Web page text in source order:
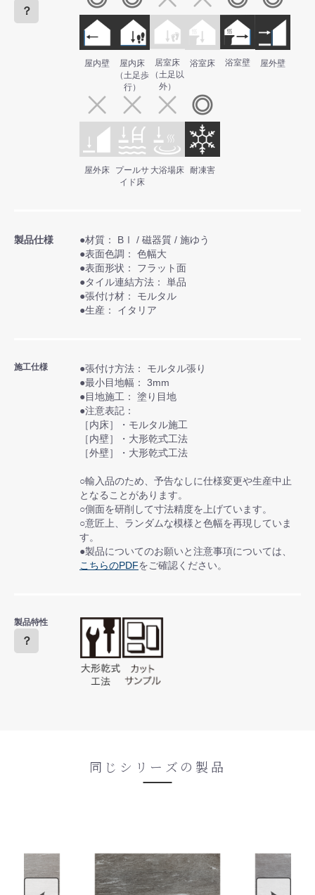
？
屋内壁
屋内床
（土足歩
行）
居室床
（土足以
外）
浴室床 浴室壁 屋外壁
屋外床
プールサ
イド床
大浴場床 耐凍害
製品仕様
●材質： BⅠ / 磁器質 / 施ゆう
●表面色調： 色幅大
●表面形状： フラット面
●タイル連結方法： 単品
●張付け材： モルタル
●生産： イタリア
施工仕様
●張付け方法： モルタル張り
●最小目地幅： 3mm
●目地施工： 塗り目地
●注意表記：
［内床］・モルタル施工
［内壁］・大形乾式工法
［外壁］・大形乾式工法
○輸入品のため、予告なしに仕様変更や生産中止
となることがあります。
○側面を研削して寸法精度を上げています。
○意匠上、ランダムな模様と色幅を再現していま
す。
●製品についてのお願いと注意事項については、
こちらのPDFをご確認ください。
製品特性
？
同じシリーズの製品